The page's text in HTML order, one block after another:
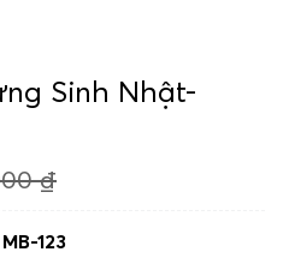
Sinh Nhật-
₫
MB-123